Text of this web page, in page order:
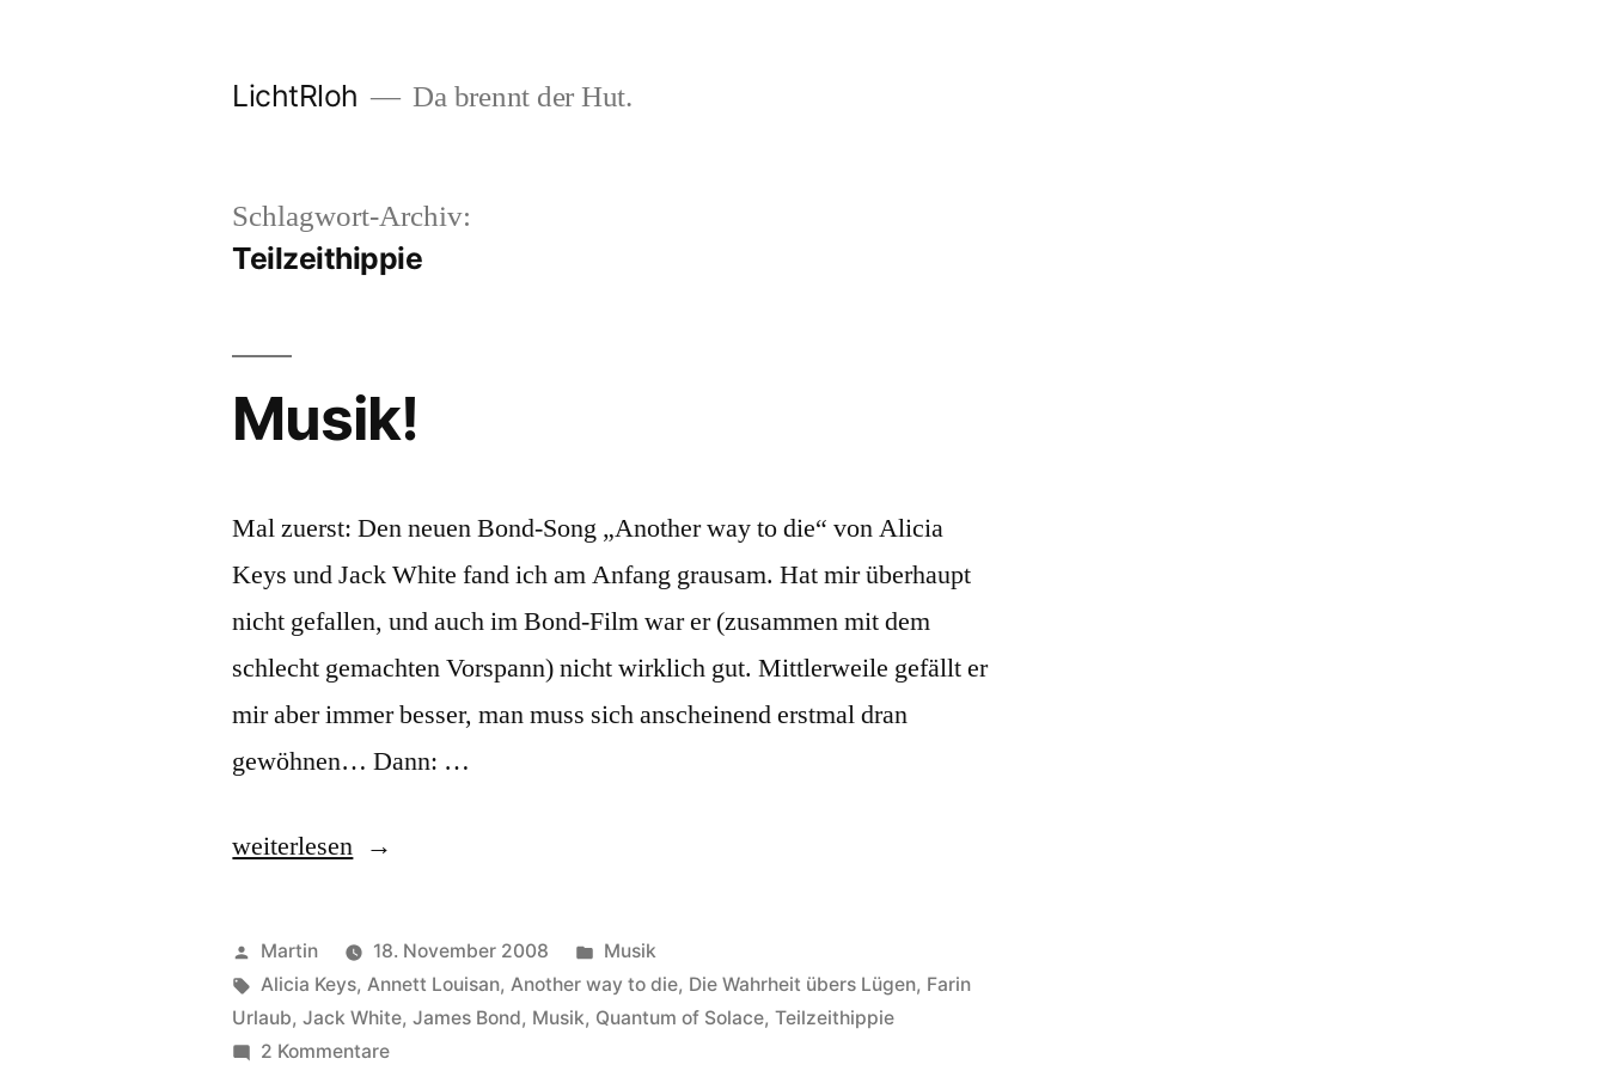
LichtRloh Da brennt der Hut.
Schlagwort-Archiv:
Teilzeithippie
Musik!
Mal zuerst: Den neuen Bond-Song „Another way to die“ von Alicia
Keys und Jack White fand ich am Anfang grausam. Hat mir überhaupt
nicht gefallen, und auch im Bond-Film war er (zusammen mit dem
schlecht gemachten Vorspann) nicht wirklich gut. Mittlerweile gefällt er
mir aber immer besser, man muss sich anscheinend erstmal dran
gewöhnen… Dann: …
„Musik!“
weiterlesen
Veröffentlicht
von
Martin 18. November 2008
Veröffentlicht
unter
Musik
Schlagwörter:
Alicia Keys,Annett Louisan,Another way to die, Die Wahrheit übers Lügen, Farin
Urlaub,Jack White,James Bond, Musik, Quantum of Solace,Teilzeithippie
2 Kommentarezu